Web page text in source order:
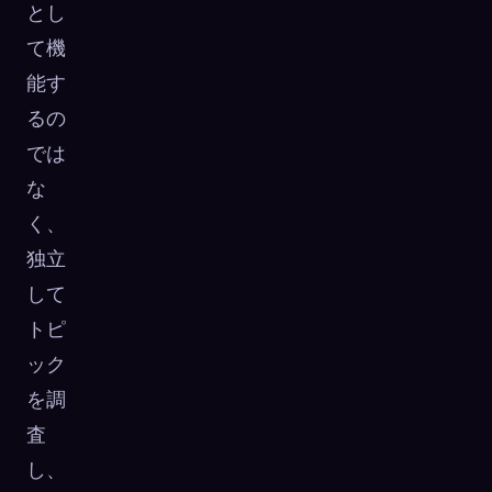
とし
て機
能す
るの
では
な
く、
独立
して
トピ
ック
を調
査
し、